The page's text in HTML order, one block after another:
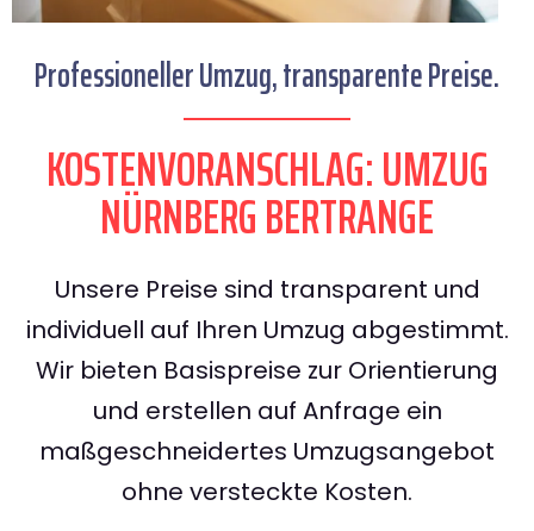
Professioneller Umzug, transparente Preise.
KOSTENVORANSCHLAG: UMZUG
NÜRNBERG BERTRANGE
Unsere Preise sind transparent und
individuell auf Ihren Umzug abgestimmt.
Wir bieten Basispreise zur Orientierung
und erstellen auf Anfrage ein
maßgeschneidertes Umzugsangebot
ohne versteckte Kosten.